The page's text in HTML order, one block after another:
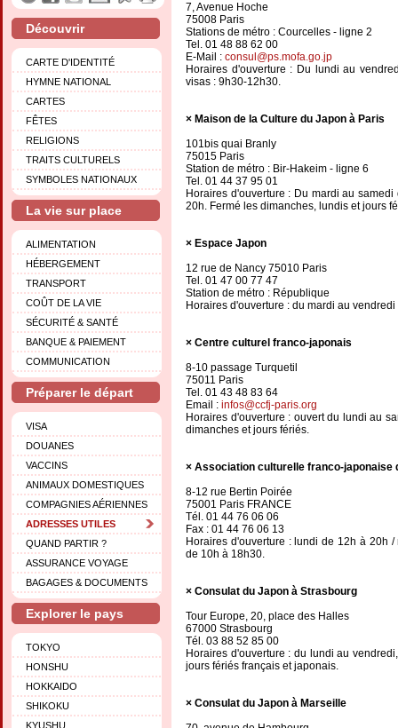
Découvrir
CARTE D'IDENTITÉ
HYMNE NATIONAL
CARTES
FÊTES
RELIGIONS
TRAITS CULTURELS
SYMBOLES NATIONAUX
La vie sur place
ALIMENTATION
HÉBERGEMENT
TRANSPORT
COÛT DE LA VIE
SÉCURITÉ & SANTÉ
BANQUE & PAIEMENT
COMMUNICATION
Préparer le départ
VISA
DOUANES
VACCINS
ANIMAUX DOMESTIQUES
COMPAGNIES AÉRIENNES
ADRESSES UTILES
QUAND PARTIR ?
ASSURANCE VOYAGE
BAGAGES & DOCUMENTS
Explorer le pays
TOKYO
HONSHU
HOKKAIDO
SHIKOKU
KYUSHU
7, Avenue Hoche
75008 Paris
Stations de métro : Courcelles - ligne 2
Tel. 01 48 88 62 00
E-Mail : consul@ps.mofa.go.jp
Horaires d'ouverture : Du lundi au
visas : 9h30-12h30.
Maison de la Culture du Japon à Paris
101bis quai Branly
75015 Paris
Station de métro : Bir-Hakeim - ligne 6
Tel. 01 44 37 95 01
Horaires d'ouverture : Du mardi au
20h. Fermé les diman­ches, lun­dis et jours
Espace Japon
12 rue de Nancy 75010 Paris
Tel. 01 47 00 77 47
Station de métro : République
Horaires d'ouverture : du mardi au
Centre culturel franco-japonais
8-10 passage Turquetil
75011 Paris
Tel. 01 43 48 83 64
Email : infos@ccfj-paris.org
Horaires d'ouverture : ouvert du lundi au
dimanches et jours fériés.
Association culturelle franco-japonaise
8-12 rue Bertin Poirée
75001 Paris FRANCE
Tél. 01 44 76 06 06
Fax : 01 44 76 06 13
Horaires d'ouverture : lundi de 12h à 20h
de 10h à 18h30.
Consulat du Japon à Strasbourg
Tour Europe, 20, place des Halles
67000 Strasbourg
Tél. 03 88 52 85 00
Horaires d'ouverture : du lundi au
jours fériés français et japonais.
Consulat du Japon à Marseille